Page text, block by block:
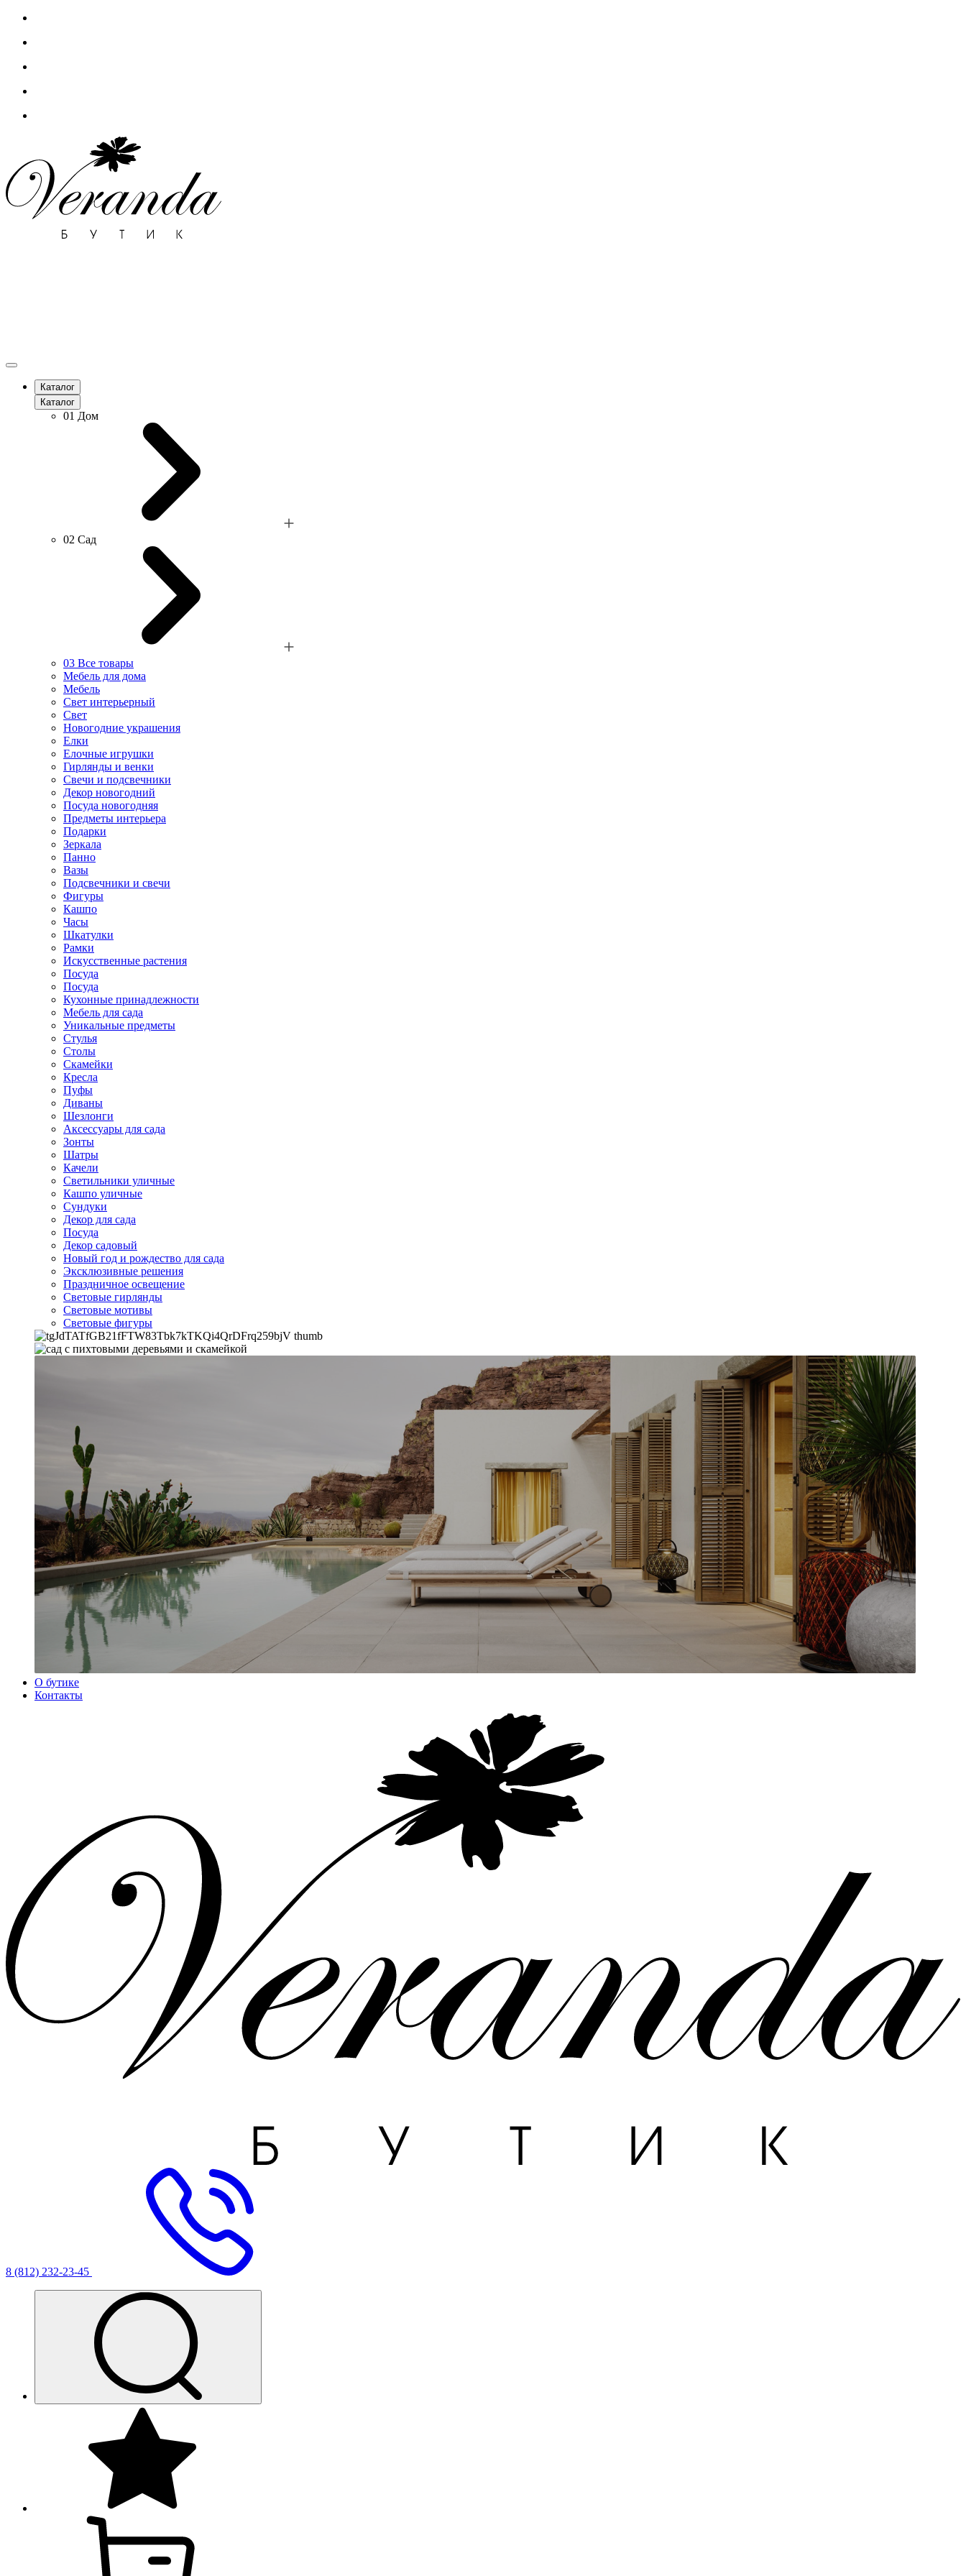
Каталог
Каталог
01 Дом
02 Сад
03 Все товары
Мебель для дома
Мебель
Свет интерьерный
Свет
Новогодние украшения
Елки
Елочные игрушки
Гирлянды и венки
Свечи и подсвечники
Декор новогодний
Посуда новогодняя
Предметы интерьера
Подарки
Зеркала
Панно
Вазы
Подсвечники и свечи
Фигуры
Кашпо
Часы
Шкатулки
Рамки
Искусственные растения
Посуда
Посуда
Кухонные принадлежности
Мебель для сада
Уникальные предметы
Стулья
Столы
Скамейки
Кресла
Пуфы
Диваны
Шезлонги
Аксессуары для сада
Зонты
Шатры
Качели
Cветильники уличные
Кашпо уличные
Сундуки
Декор для сада
Посуда
Декор садовый
Новый год и рождество для сада
Эксклюзивные решения
Праздничное освещение
Световые гирлянды
Световые мотивы
Световые фигуры
О бутике
Контакты
8 (812) 232-23-45